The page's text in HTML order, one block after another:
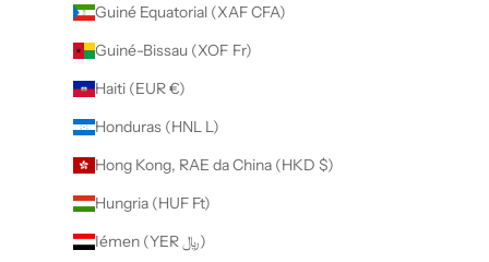
Guiné Equatorial (XAF CFA)
Guiné-Bissau (XOF Fr)
Haiti (EUR €)
Honduras (HNL L)
Hong Kong, RAE da China (HKD $)
Hungria (HUF Ft)
Iémen (YER ﷼)